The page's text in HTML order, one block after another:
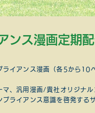
ンス漫画定期
ライアンス漫画（各5から10
マ、汎用漫画/貴社オリジナ
ライアンス意識を啓発する